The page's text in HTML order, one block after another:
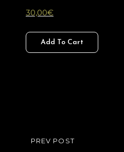
30,00€
Add To Cart
Navigation
PREVIOUS
PREV POST